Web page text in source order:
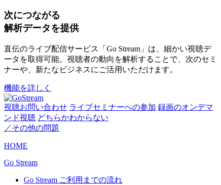
次につながる
解析データを提供
直伝のライブ配信サービス「Go Stream」は、細かい視聴デ
ータを取得可能。視聴者の動向を解析することで、次のセミ
ナーや、新たなビジネスにご活用いただけます。
機能を詳しく
視聴お問い合わせ ライブセミナーへの参加 録画のオンデマ
ンド視聴 どちらかわからない
／その他の問題
HOME
Go Stream
Go Stream ご利用までの流れ